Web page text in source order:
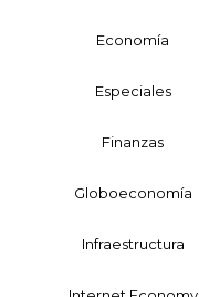
Economía
Especiales
Finanzas
Globoeconomía
Infraestructura